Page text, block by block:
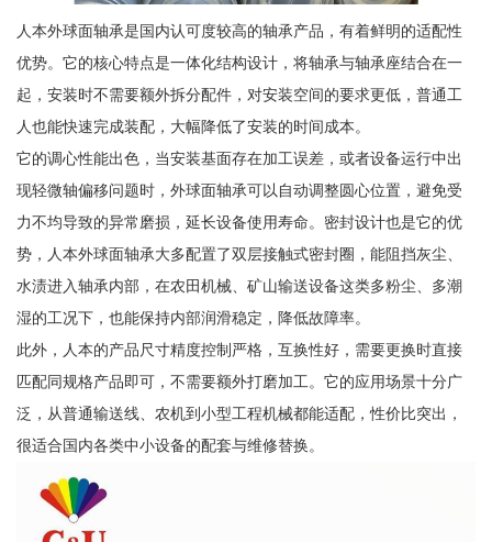
人本外球面轴承是国内认可度较高的轴承产品，有着鲜明的适配性
优势。它的核心特点是一体化结构设计，将轴承与轴承座结合在一
起，安装时不需要额外拆分配件，对安装空间的要求更低，普通工
人也能快速完成装配，大幅降低了安装的时间成本。
它的调心性能出色，当安装基面存在加工误差，或者设备运行中出
现轻微轴偏移问题时，外球面轴承可以自动调整圆心位置，避免受
力不均导致的异常磨损，延长设备使用寿命。密封设计也是它的优
势，人本外球面轴承大多配置了双层接触式密封圈，能阻挡灰尘、
水渍进入轴承内部，在农田机械、矿山输送设备这类多粉尘、多潮
湿的工况下，也能保持内部润滑稳定，降低故障率。
此外，人本的产品尺寸精度控制严格，互换性好，需要更换时直接
匹配同规格产品即可，不需要额外打磨加工。它的应用场景十分广
泛，从普通输送线、农机到小型工程机械都能适配，性价比突出，
很适合国内各类中小设备的配套与维修替换。